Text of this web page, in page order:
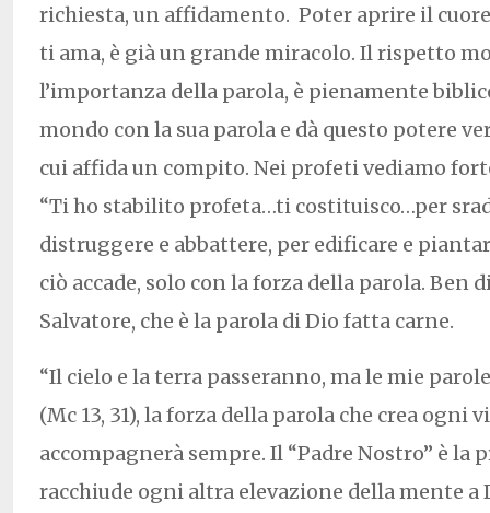
richiesta, un affidamento. Poter aprire il
ti ama, è già un grande miracolo. Il rispetto
l’importanza della parola, è pienamente
mondo con la sua parola e dà questo potere
cui affida un compito. Nei profeti vediamo
“Ti ho stabilito profeta…ti costituisco…per
distruggere e abbattere, per edificare e
ciò accade, solo con la forza della parola. Ben
Salvatore, che è la parola di Dio fatta carne.
“Il cielo e la terra passeranno, ma le mie
(Mc 13, 31), la forza della parola che crea ogni
accompagnerà sempre. Il “Padre Nostro” è la
racchiude ogni altra elevazione della mente a